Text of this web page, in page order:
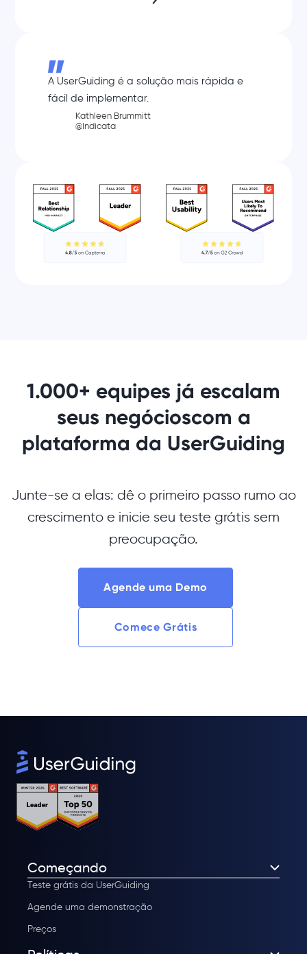
A UserGuiding é a solução mais rápida e
fácil de implementar.
Kathleen Brummitt
@Indicata
1.000+ equipes já escalam
seus negócioscom a
plataforma da UserGuiding
Junte-se a elas: dê o primeiro passo rumo ao
crescimento e inicie seu teste grátis sem
preocupação.
Agende uma Demo
Comece Grátis
Começando
Teste grátis da UserGuiding
Agende uma demonstração
Preços